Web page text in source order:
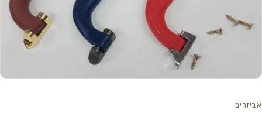
אביזרים